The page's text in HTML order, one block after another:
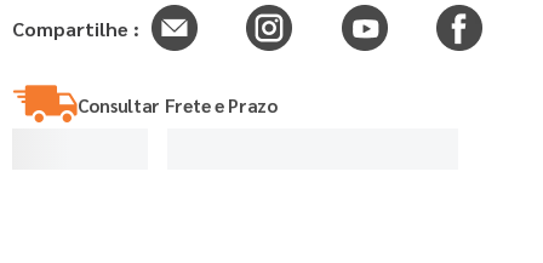
Compartilhe :
Consultar Frete e Prazo